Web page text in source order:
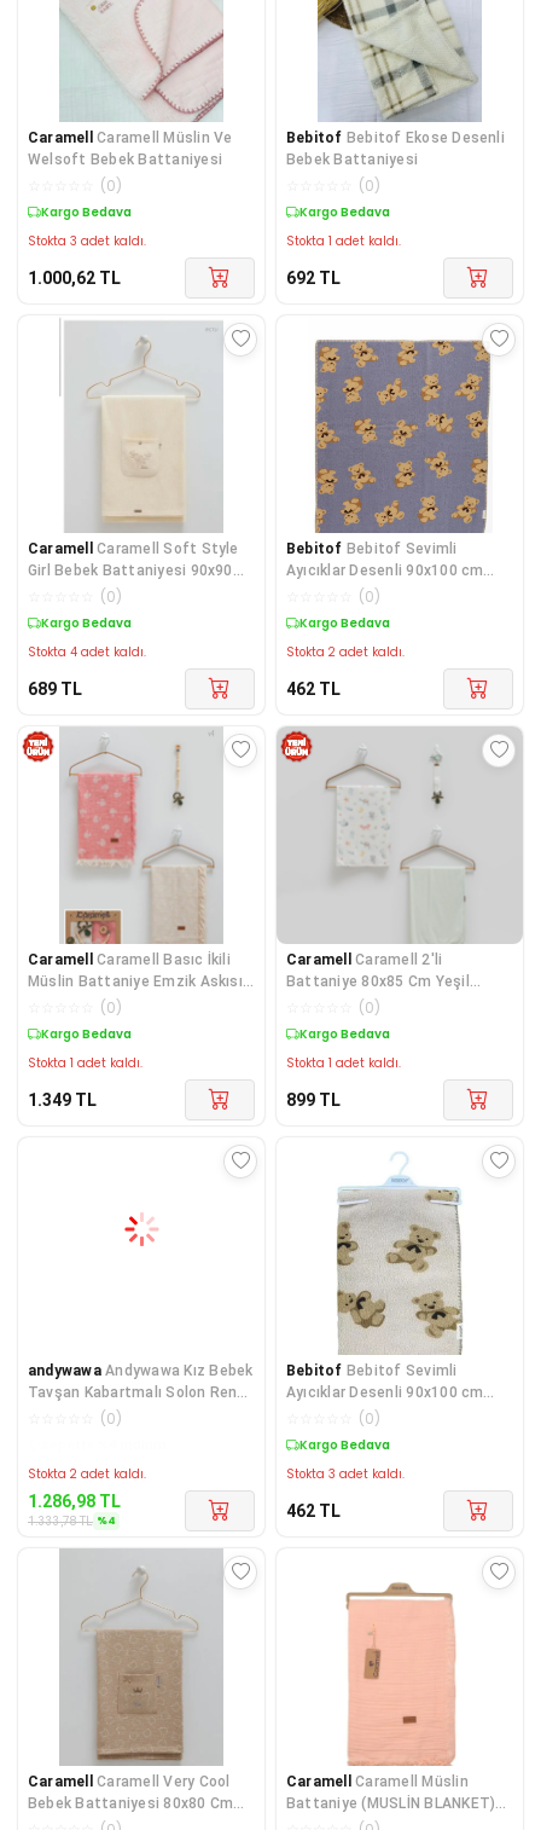
Caramell
Caramell Müslin Ve
Welsoft Bebek Battaniyesi
(0)
Kargo Bedava
Stokta 3 adet kaldı.
1.000,62 TL
Bebitof Bebitof Ekose Desenli
Bebek Battaniyesi
(0)
Kargo Bedava
Stokta 1 adet kaldı.
692 TL
Caramell
Caramell Soft Style
Girl Bebek Battaniyesi 90x90
Cm CRML.BTK2106
(0)
Kargo Bedava
Stokta 4 adet kaldı.
689 TL
Bebitof Bebitof Sevimli
Ayıcıklar Desenli 90x100 cm
Peluş Bebek Battaniye
(0)
Kargo Bedava
Stokta 2 adet kaldı.
462 TL
Caramell
Caramell Basıc İkili
Müslin Battaniye Emzik Askısı
Üçlü Kutulu Se
(0)
Kargo Bedava
Stokta 1 adet kaldı.
1.349 TL
Caramell
Caramell 2'li
Battaniye 80x85 Cm Yeşil
CRM.YSL.2469
(0)
Kargo Bedava
Stokta 1 adet kaldı.
899 TL
andywawa Andywawa Kız Bebek
Tavşan Kabartmalı Solon Rengi
Welsoft Kundak A
(0)
Stokta 2 adet kaldı.
1.286,98 TL
1.333,78TL %4
Bebitof Bebitof Sevimli
Ayıcıklar Desenli 90x100 cm
Peluş Bebek Battaniye
(0)
Kargo Bedava
Stokta 3 adet kaldı.
462 TL
Caramell
Caramell Very Cool
Bebek Battaniyesi 80x80 Cm
CRML.BTE1872
Caramell
Caramell Müslin
Battaniye (MUSLİN BLANKET)
120x120 Somon Pembe CR